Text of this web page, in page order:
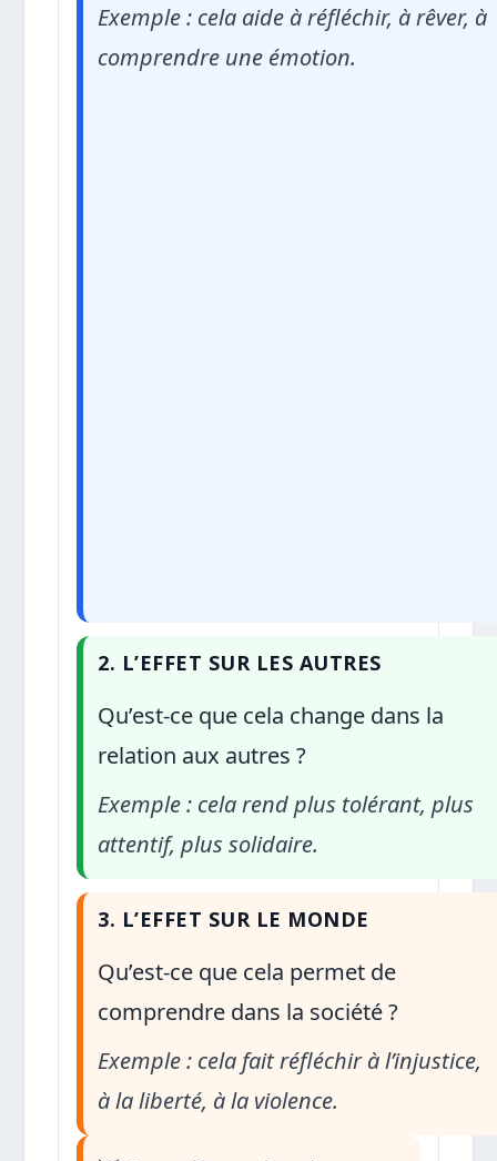
Exemple : cela aide à réfléchir, à rêver, à
comprendre une émotion.
2. L’EFFET SUR LES AUTRES
Qu’est-ce que cela change dans la
relation aux autres ?
Exemple : cela rend plus tolérant, plus
attentif, plus solidaire.
3. L’EFFET SUR LE MONDE
Qu’est-ce que cela permet de
comprendre dans la société ?
Exemple : cela fait réfléchir à l’injustice,
à la liberté, à la violence.